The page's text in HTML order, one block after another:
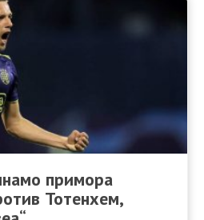
примора
Тотенхем,